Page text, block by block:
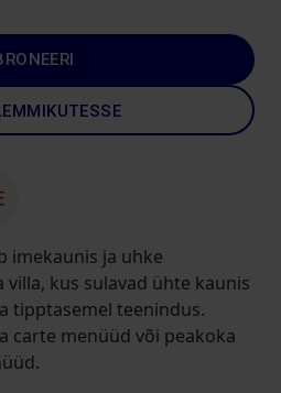
imekaunis ja uhke
kus sulavad ühte kaunis
tipptasemel teenindus.
carte menüüd või peakoka